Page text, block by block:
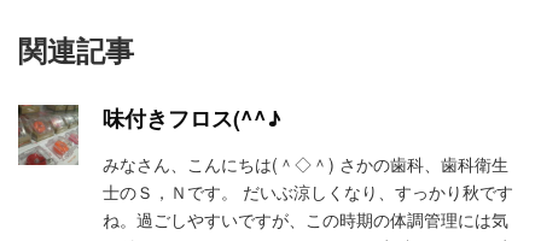
関連記事
味付きフロス(^^♪
みなさん、こんにちは(＾◇＾) さかの歯科、歯科衛生
士のＳ，Ｎです。 だいぶ涼しくなり、すっかり秋です
ね。過ごしやすいですが、この時期の体調管理には気